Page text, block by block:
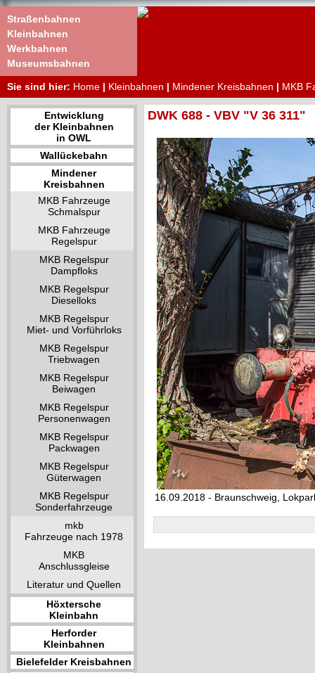
Straßenbahnen
Kleinbahnen
Werkbahnen
Museumsbahnen
Sie sind hier: Home | Kleinbahnen | Mindener Kreisbahnen | MKB
Entwicklung
der Kleinbahnen
in OWL
Wallückebahn
Mindener
Kreisbahnen
MKB Fahrzeuge
Schmalspur
MKB Fahrzeuge
Regelspur
MKB Regelspur
Dampfloks
MKB Regelspur
Dieselloks
MKB Regelspur
Miet- und Vorführloks
MKB Regelspur
Triebwagen
MKB Regelspur
Beiwagen
MKB Regelspur
Personenwagen
MKB Regelspur
Packwagen
MKB Regelspur
Güterwagen
MKB Regelspur
Sonderfahrzeuge
mkb
Fahrzeuge nach 1978
MKB
Anschlussgleise
Literatur und Quellen
Höxtersche
Kleinbahn
Herforder
Kleinbahnen
Bielefelder Kreisbahnen
DWK 688 - VBV "V 36 311"
16.09.2018 - Braunschweig,